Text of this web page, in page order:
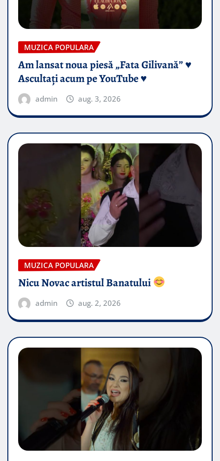
MUZICA POPULARA
Am lansat noua piesă „Fata Gilivană” ♥️
Ascultați acum pe YouTube ♥️
admin aug. 3, 2026
MUZICA POPULARA
Nicu Novac artistul Banatului
admin aug. 2, 2026